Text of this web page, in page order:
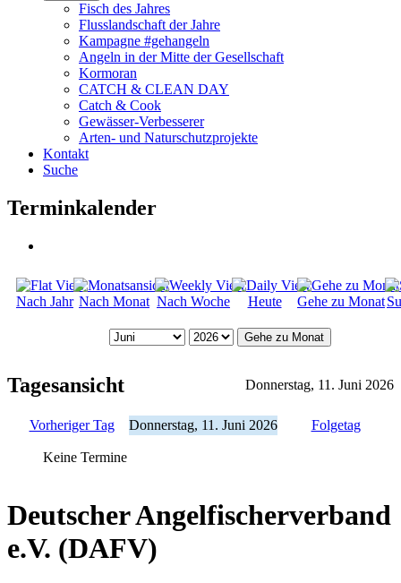
Fisch des Jahres
Flusslandschaft der Jahre
Kampagne #gehangeln
Angeln in der Mitte der Gesellschaft
Kormoran
CATCH & CLEAN DAY
Catch & Cook
Gewässer-Verbesserer
Arten- und Naturschutzprojekte
Kontakt
Suche
Terminkalender
Nach Jahr Nach Monat Nach Woche Heute Gehe zu Monat
Gehe zu Monat
Tagesansicht Donnerstag, 11. Juni 2026
Vorheriger Tag Donnerstag, 11. Juni 2026 Folgetag
Keine Termine
Deutscher Angelfischerverband
e.V. (DAFV)